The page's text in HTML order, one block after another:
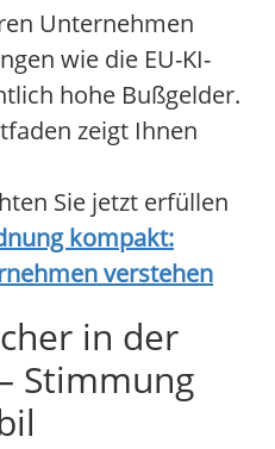
Unternehmen
wie die EU-KI-
hohe Bußgelder.
zeigt Ihnen
Sie jetzt erfüllen
kompakt:
verstehen
in der
Stimmung